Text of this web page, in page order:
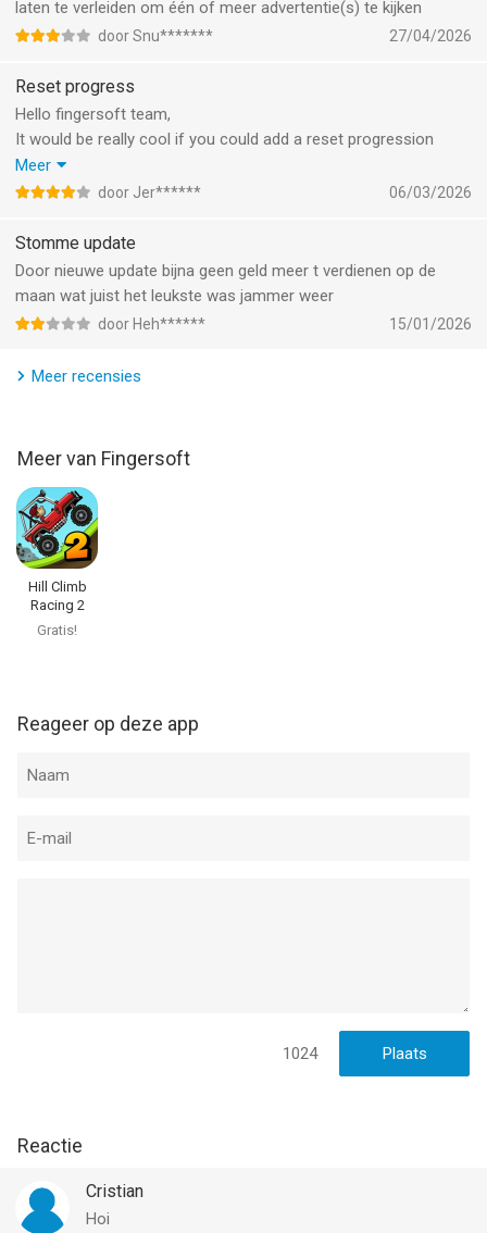
een mail naar support@fingersoft.com en vermeld het merk en
Volg ons:
* Facebook: https://www.facebook.com/Fingersoft
* X: https://twitter.com/HCR_Official_
* Website: https://www.fingersoft.com
* Instagram:
* Discord: https://discord.com/invite/fingersoft
* TikTok: https://www.tiktok.com/@hillclimbracing_game
Gebruiksvoorwaarden: https://fingersoft.com/eula-web/
Hill Climb Racing van Fingersoft is een app voor iPhone, iPad en
iPod touch met iOS versie 13.0 of hoger, geschikt bevonden
voor gebruikers met leeftijden vanaf
Informatie voor Hill Climb Racingis het laatst vergeleken op 8
Aug om 07:58.
laten te verleiden om één of meer advertentie(s) te kijken
door Snu******* 27/04/2026
Reset progress
Hello fingersoft team,
It would be really cool if you could add a reset progression
button to the game, because I wanted to reset my progress but
removing the app and reinstalling it didn’t work. I tried to delete
Greetings Jérôme
Meer
door Jer****** 06/03/2026
Stomme update
Door nieuwe update bijna geen geld meer t verdienen op de
maan wat juist het leukste was jammer weer
door Heh****** 15/01/2026
Meer recensies
Meer van Fingersoft
Hill Climb
Racing 2
Gratis!
Reageer op deze app
1024
Reactie
Cristian
Hoi